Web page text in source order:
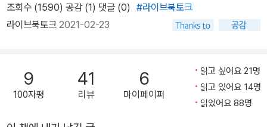
터 발해 성터에서 발견된 고구려 문화를 계승한 갈색 토기, 시베리아
의 움무덤에서 발굴한 자작나무로 뒤덮인 이름 없는 유해 그리고 카
리의 『어린왕자』에 이런 문장이 나온다. “소중한 건 눈에 보이지 않
아. 오직 마음으로 보아야 제대로 볼 수 있어.” 과거의 유물 역시 눈으
로만 보아서는 결코 그 진실을 알 수 없다고 강인욱 교수는 말한다. 유
조회수 (1590) 공감 (1) 댓글 (0) #라이브북토크
라이브북토크 2021-02-23
9
100자평
41
리뷰
6
마이페이퍼
읽고 싶어요 21명
읽고 있어요 14명
읽었어요 88명